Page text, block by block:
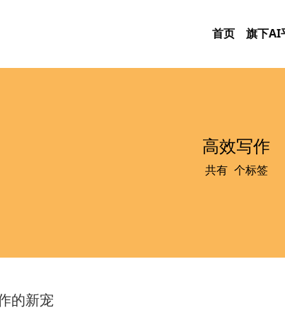
首页 旗下AI
高效写作
共有2 个标签
的新宠